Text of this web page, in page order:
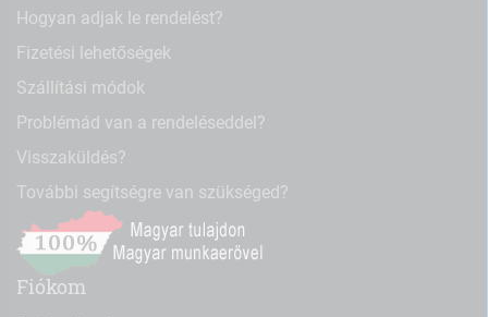
Hogyan adjak le rendelést?
Fizetési lehetőségek
Szállítási módok
Problémád van a rendeléseddel?
Visszaküldés?
További segítségre van szükséged?
Fiókom